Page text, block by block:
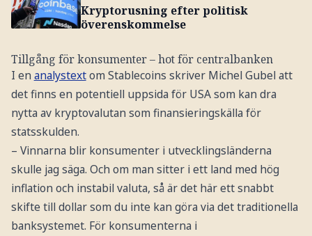
Kryptorusning efter politisk
överenskommelse
Tillgång för konsumenter – hot för centralbanken
I en analystextom Stablecoins skriver Michel Gubel att
det finns en potentiell uppsida för USA som kan dra
nytta av kryptovalutan som finansieringskälla för
statsskulden.
– Vinnarna blir konsumenter i utvecklingsländerna
skulle jag säga. Och om man sitter i ett land med hög
inflation och instabil valuta, så är det här ett snabbt
skifte till dollar som du inte kan göra via det traditionella
banksystemet. För konsumenterna i